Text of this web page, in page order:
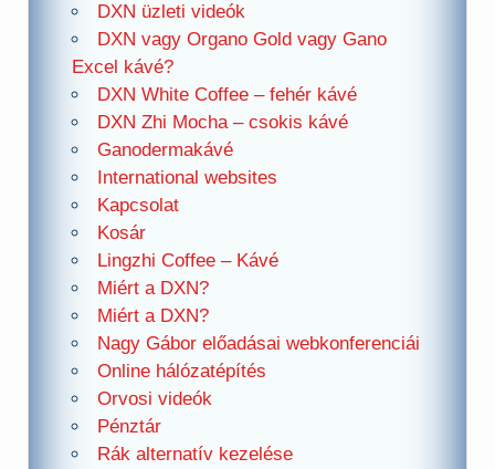
DXN üzleti videók
DXN vagy Organo Gold vagy Gano
Excel kávé?
DXN White Coffee – fehér kávé
DXN Zhi Mocha – csokis kávé
Ganodermakávé
International websites
Kapcsolat
Kosár
Lingzhi Coffee – Kávé
Miért a DXN?
Miért a DXN?
Nagy Gábor előadásai webkonferenciái
Online hálózatépítés
Orvosi videók
Pénztár
Rák alternatív kezelése